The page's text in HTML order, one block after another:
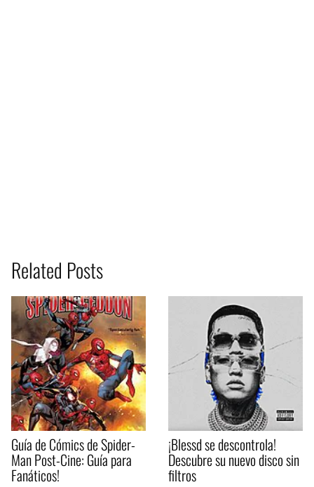
Related Posts
Guía de Cómics de Spider-
Man Post-Cine: Guía para
Fanáticos!
¡Blessd se descontrola!
Descubre su nuevo disco sin
filtros